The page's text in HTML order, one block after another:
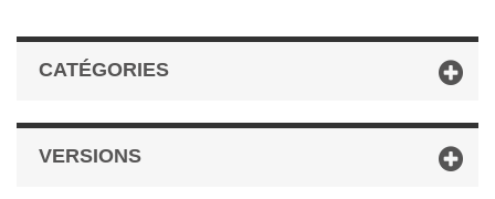
CATÉGORIES
VERSIONS